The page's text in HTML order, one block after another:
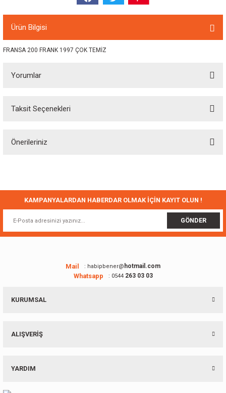
Ürün Bilgisi
FRANSA 200 FRANK 1997 ÇOK TEMİZ
Yorumlar
Taksit Seçenekleri
Önerileriniz
Ürün resmi kalitesiz, bozuk veya görüntülenemiyor.
Ürün fiyatı diğer sitelerden daha pahalı.
Bu ürüne benzer farklı alternatifler olmalı.
KAMPANYALARDAN HABERDAR OLMAK İÇİN KAYIT OLUN !
GÖNDER
Mail : habipbener@ hotmail.com
Whatsapp : 0544263 03 03
KURUMSAL
ALIŞVERİŞ
YARDIM